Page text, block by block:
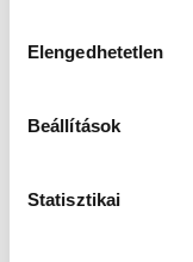
Elengedhetetlen
Beállítások
Statisztikai